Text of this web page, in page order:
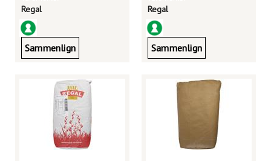
Regal
Sammenlign
Regal
Sammenlign